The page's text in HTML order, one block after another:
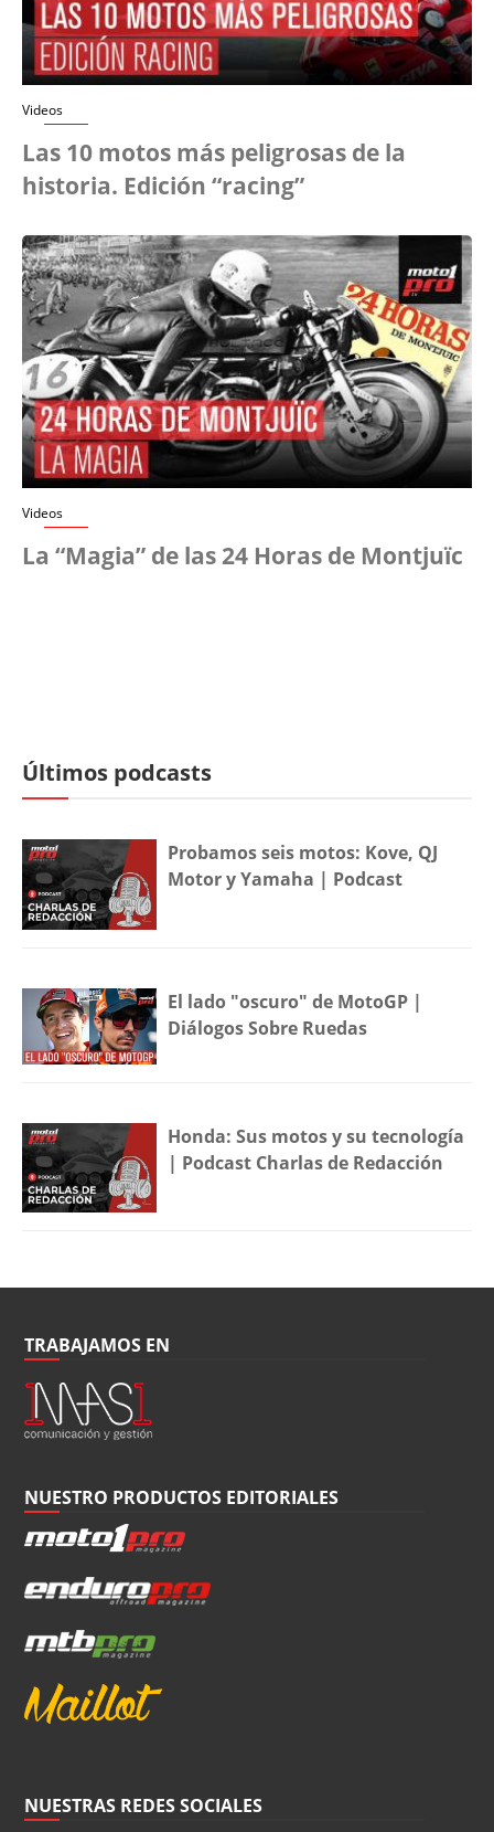
Videos
Las 10 motos más peligrosas de la
historia. Edición “racing”
Videos
La “Magia” de las 24 Horas de Montjuïc
Últimos podcasts
Probamos seis motos: Kove, QJ
Motor y Yamaha | Podcast
El lado "oscuro" de MotoGP |
Diálogos Sobre Ruedas
Honda: Sus motos y su tecnología
| Podcast Charlas de Redacción
TRABAJAMOS EN
NUESTRO PRODUCTOS EDITORIALES
NUESTRAS REDES SOCIALES